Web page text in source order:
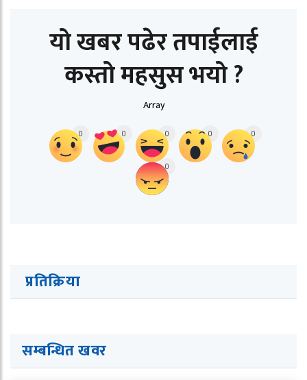
यो खबर पढेर तपाईलाई
कस्तो महसुस भयो ?
Array
0 0 0 0 0
0
प्रतिक्रिया
सम्बन्धित खवर